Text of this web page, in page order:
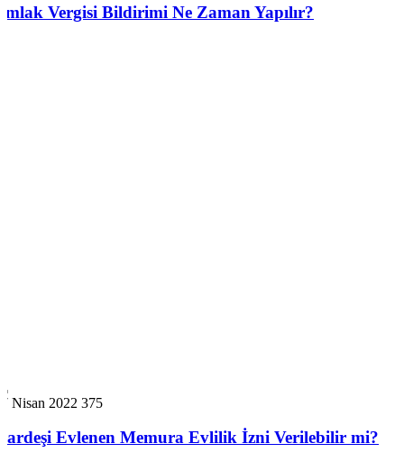
Vergisi Bildirimi Ne Zaman Yapılır?
Nisan 2022 375
Evlenen Memura Evlilik İzni Verilebilir mi?